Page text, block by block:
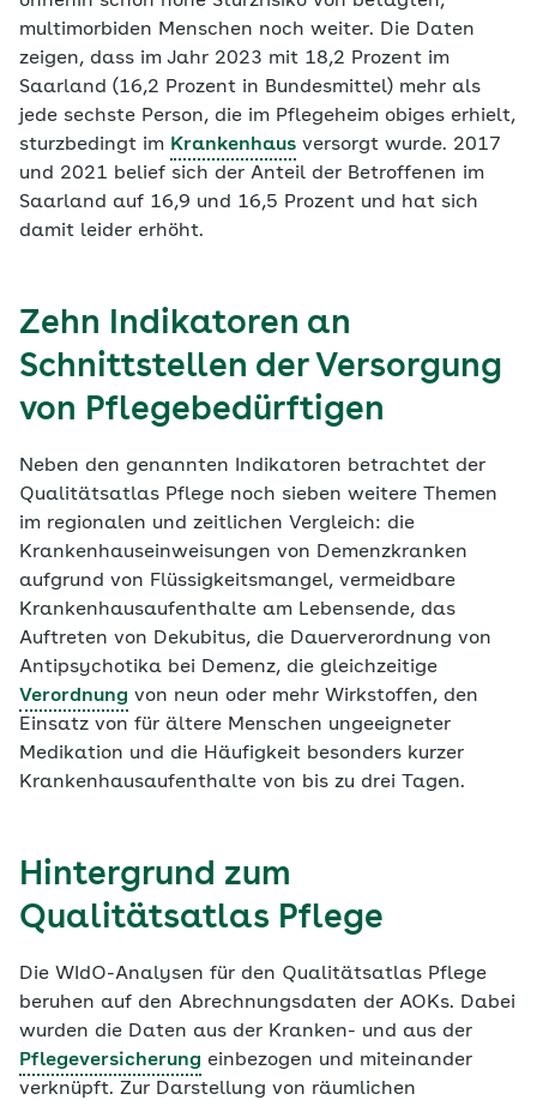
multimorbiden Menschen noch weiter. Die Daten
zeigen, dass im Jahr 2023 mit 18,2 Prozent im
Saarland (16,2 Prozent in Bundesmittel) mehr als
jede sechste Person, die im Pflegeheim obiges erhielt,
sturzbedingt im Krankenhaus versorgt wurde. 2017
und 2021 belief sich der Anteil der Betroffenen im
Saarland auf 16,9 und 16,5 Prozent und hat sich
damit leider erhöht.
Zehn Indikatoren an
Schnittstellen der Versorgung
von Pflegebedürftigen
Neben den genannten Indikatoren betrachtet der
Qualitätsatlas Pflege noch sieben weitere Themen
im regionalen und zeitlichen Vergleich: die
Krankenhauseinweisungen von Demenzkranken
aufgrund von Flüssigkeitsmangel, vermeidbare
Krankenhausaufenthalte am Lebensende, das
Auftreten von Dekubitus, die Dauerverordnung von
Antipsychotika bei Demenz, die gleichzeitige
Verordnung von neun oder mehr Wirkstoffen, den
Einsatz von für ältere Menschen ungeeigneter
Medikation und die Häufigkeit besonders kurzer
Krankenhausaufenthalte von bis zu drei Tagen.
Hintergrund zum
Qualitätsatlas Pflege
Die WIdO-Analysen für den Qualitätsatlas Pflege
beruhen auf den Abrechnungsdaten der AOKs. Dabei
wurden die Daten aus der Kranken- und aus der
Pflegeversicherung einbezogen und miteinander
verknüpft. Zur Darstellung von räumlichen